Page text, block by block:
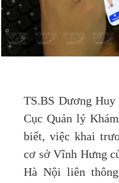
TS.BS Dương
Cục Quản lý
biết, việc khai
cơ sở Vĩnh Hưng
Hà Nội liên